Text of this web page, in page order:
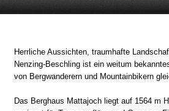
Herrliche Aussichten, traumhafte
Nenzing-Beschling ist ein weit­um
von Bergwanderern und Mountainbikern
Das Berghaus Mattajoch liegt auf 1564 m